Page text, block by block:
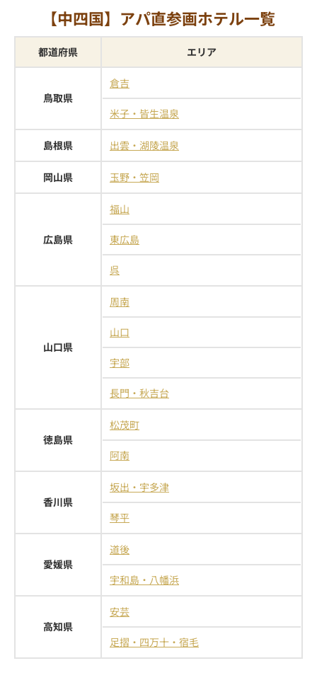
【中四国】アパ直参画ホテル一覧
都道府県 エリア
鳥取県
倉吉
米子・皆生温泉
島根県 出雲・湖陵温泉
岡山県 玉野・笠岡
広島県
福山
東広島
呉
山口県
周南
山口
宇部
長門・秋吉台
徳島県
松茂町
阿南
香川県
坂出・宇多津
琴平
愛媛県
道後
宇和島・八幡浜
高知県
安芸
足摺・四万十・宿毛